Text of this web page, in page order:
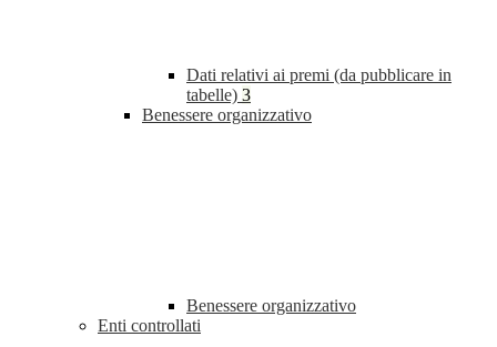
Dati relativi ai premi (da pubblicare in
tabelle) 3
Benessere organizzativo
Benessere organizzativo
Enti controllati